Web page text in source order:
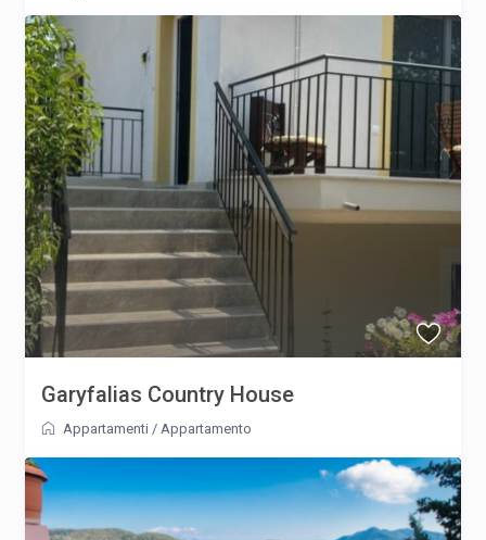
Garyfalias Country House
Appartamenti /Appartamento